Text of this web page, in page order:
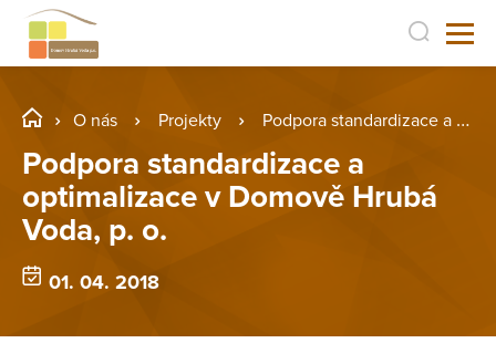
O nás Projekty Podpora standardizace a optimalizace v Domově Hrubá Voda, p. o.
Podpora standardizace a
optimalizace v Domově Hrubá
Voda, p. o.
01. 04. 2018